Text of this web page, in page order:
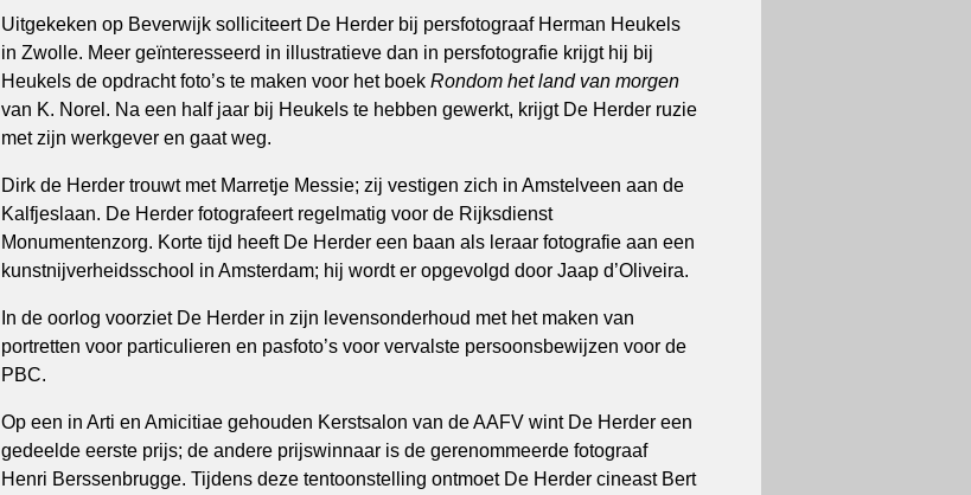
Uitgekeken op Beverwijk solliciteert De Herder bij persfotograaf Herman Heukels
in Zwolle. Meer geïnteresseerd in illustratieve dan in persfotografie krijgt hij bij
Heukels de opdracht foto’s te maken voor het boek Rondom het land van morgen
van K. Norel. Na een half jaar bij Heukels te hebben gewerkt, krijgt De Herder ruzie
met zijn werkgever en gaat weg.
Dirk de Herder trouwt met Marretje Messie; zij vestigen zich in Amstelveen aan de
Kalfjeslaan. De Herder fotografeert regelmatig voor de Rijksdienst
Monumentenzorg. Korte tijd heeft De Herder een baan als leraar fotografie aan een
kunstnijverheidsschool in Amsterdam; hij wordt er opgevolgd door Jaap d’Oliveira.
In de oorlog voorziet De Herder in zijn levensonderhoud met het maken van
portretten voor particulieren en pasfoto’s voor vervalste persoonsbewijzen voor de
PBC.
Op een in Arti en Amicitiae gehouden Kerstsalon van de AAFV wint De Herder een
gedeelde eerste prijs; de andere prijswinnaar is de gerenommeerde fotograaf
Henri Berssenbrugge. Tijdens deze tentoonstelling ontmoet De Herder cineast Bert